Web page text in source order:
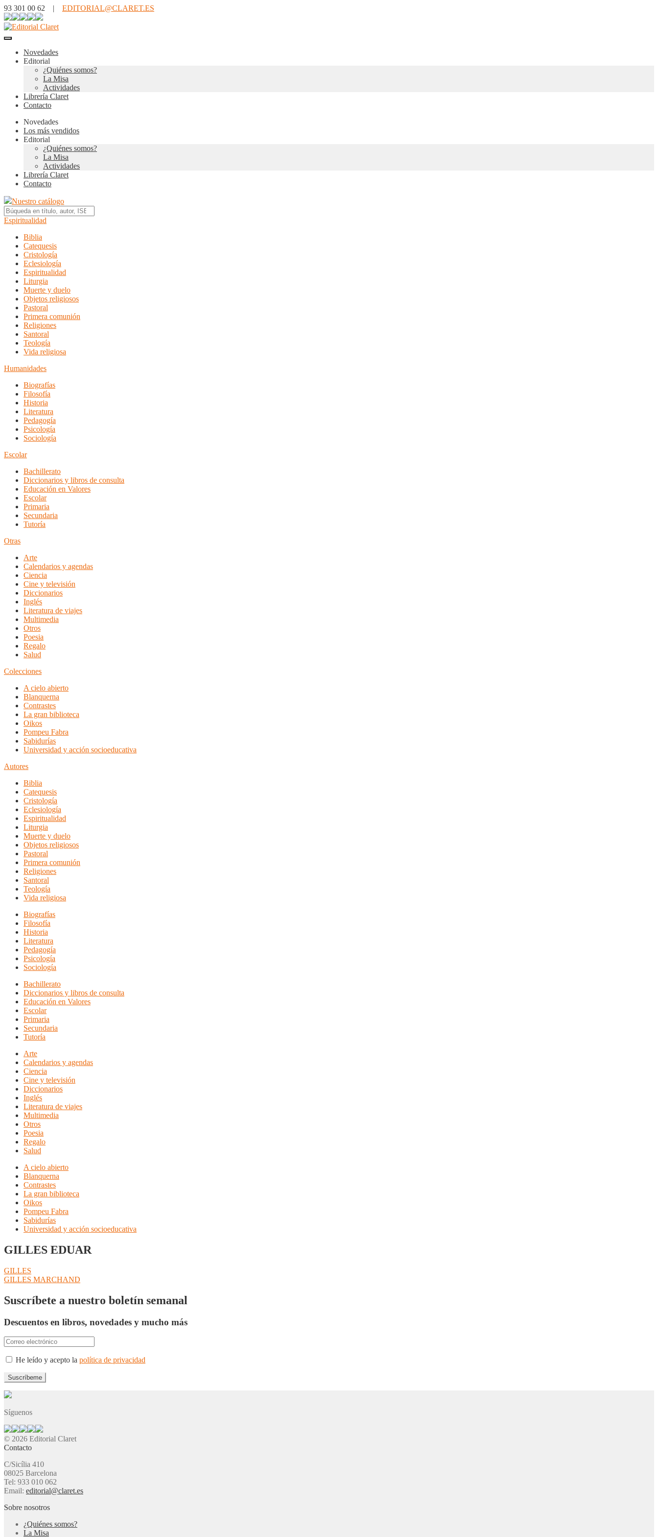
93 301 00 62 | EDITORIAL@CLARET.ES
Novedades
Editorial
¿Quiénes somos?
La Misa
Actividades
Librería Claret
Contacto
Novedades
Los más vendidos
Editorial
¿Quiénes somos?
La Misa
Actividades
Librería Claret
Contacto
Nuestro catálogo
Espiritualidad
Biblia
Catequesis
Cristología
Eclesiología
Espiritualidad
Liturgia
Muerte y duelo
Objetos religiosos
Pastoral
Primera comunión
Religiones
Santoral
Teología
Vida religiosa
Humanidades
Biografías
Filosofía
Historia
Literatura
Pedagogía
Psicología
Sociología
Escolar
Bachillerato
Diccionarios y libros de consulta
Educación en Valores
Escolar
Primaria
Secundaria
Tutoría
Otras
Arte
Calendarios y agendas
Ciencia
Cine y televisión
Diccionarios
Inglés
Literatura de viajes
Multimedia
Otros
Poesia
Regalo
Salud
Colecciones
A cielo abierto
Blanquerna
Contrastes
La gran biblioteca
Oikos
Pompeu Fabra
Sabidurías
Universidad y acción socioeducativa
Autores
Biblia
Catequesis
Cristología
Eclesiología
Espiritualidad
Liturgia
Muerte y duelo
Objetos religiosos
Pastoral
Primera comunión
Religiones
Santoral
Teología
Vida religiosa
Biografías
Filosofía
Historia
Literatura
Pedagogía
Psicología
Sociología
Bachillerato
Diccionarios y libros de consulta
Educación en Valores
Escolar
Primaria
Secundaria
Tutoría
Arte
Calendarios y agendas
Ciencia
Cine y televisión
Diccionarios
Inglés
Literatura de viajes
Multimedia
Otros
Poesia
Regalo
Salud
A cielo abierto
Blanquerna
Contrastes
La gran biblioteca
Oikos
Pompeu Fabra
Sabidurías
Universidad y acción socioeducativa
GILLES EDUAR
Navegación
de
entradas
Anterior:
GILLES
Siguiente:
GILLES MARCHAND
Suscríbete a nuestro boletín semanal
Descuentos en libros, novedades y mucho más
He leído y acepto la política de privacidad
Síguenos
© 2026 Editorial Claret
Contacto
C/Sicília 410
08025 Barcelona
Tel: 933 010 062
Email: editorial@claret.es
Sobre nosotros
¿Quiénes somos?
La Misa